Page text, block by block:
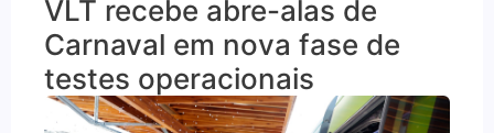
VLT recebe abre-alas de
Carnaval em nova fase de
testes operacionais